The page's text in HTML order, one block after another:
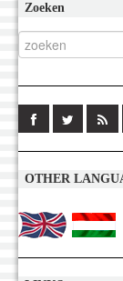
Zoeken
OTHER